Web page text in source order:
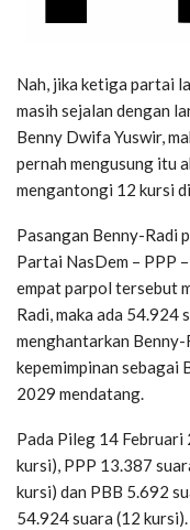
Nah, jika ketiga partai
masih sejalan dengan
Benny Dwifa Yuswir,
pernah mengusung itu
mengantongi 12 kursi
Pasangan Benny-Radi
Partai NasDem – PPP
empat parpol tersebut
Radi, maka ada 54.924
menghantarkan
kepemimpinan sebagai
2029 mendatang.
Pada Pileg 14 Februari
kursi), PPP 13.387
kursi) dan PBB 5.692
54.924 suara (12 kursi).